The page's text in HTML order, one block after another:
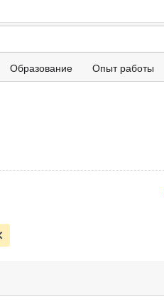
Образование Опыт работы